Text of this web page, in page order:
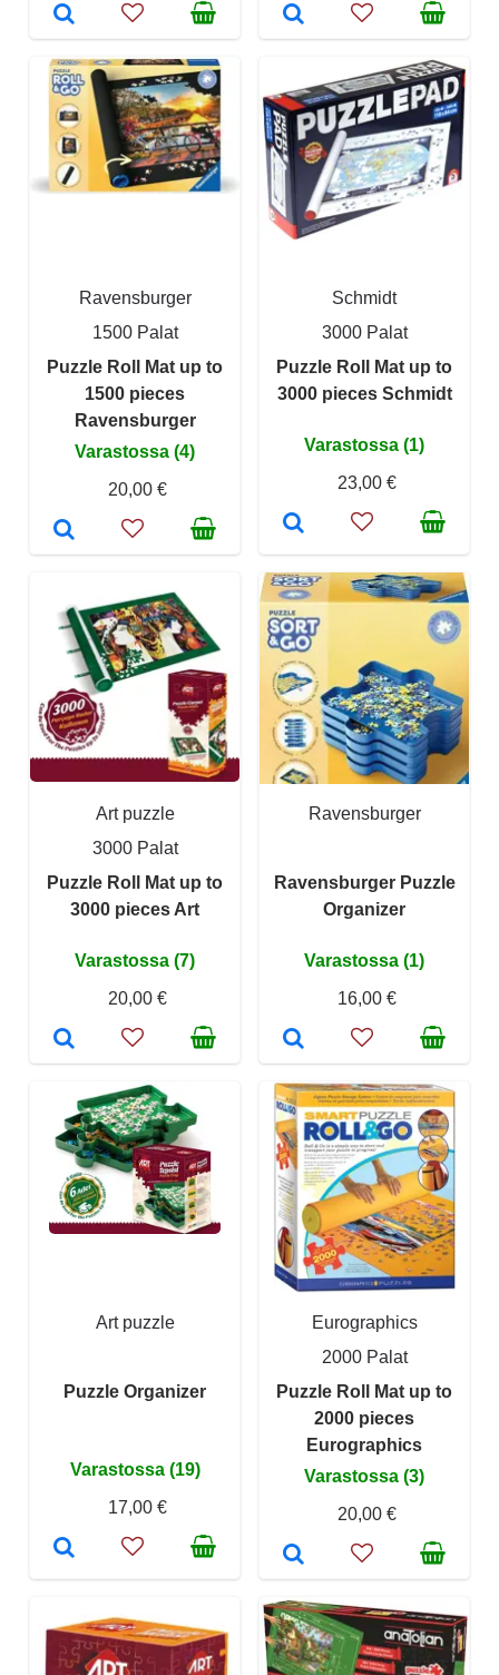
Ravensburger
1500 Palat
Puzzle Roll Mat up to
1500 pieces
Ravensburger
Varastossa (4)
20,00 €
Schmidt
3000 Palat
Puzzle Roll Mat up to
3000 pieces Schmidt
Varastossa (1)
23,00 €
Art puzzle
3000 Palat
Puzzle Roll Mat up to
3000 pieces Art
Varastossa (7)
20,00 €
Ravensburger
Ravensburger Puzzle
Organizer
Varastossa (1)
16,00 €
Art puzzle
Puzzle Organizer
Varastossa (19)
17,00 €
Eurographics
2000 Palat
Puzzle Roll Mat up to
2000 pieces
Eurographics
Varastossa (3)
20,00 €